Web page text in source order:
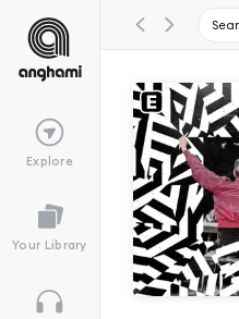
Explore
Your Library